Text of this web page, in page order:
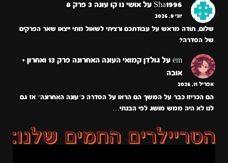
Sha1996 על אושי נו קו עונה 3 פרק 8
יוני 9, 2026
שלום, תודה מראש על עבודתכם ורציתי לשאול מתי ייצאו שאר הפרקים
של הסדרה?
em על
גולדן קמואי העונה האחרונה פרק 13 ואחרון +
אובה
אפריל 11, 2026
הם הכריזו כבר על המשך הם הראו על הסדרה כ״עונה האחרונה״ אז גם
לנו לא היה ממש מושג לפי הבנתי…